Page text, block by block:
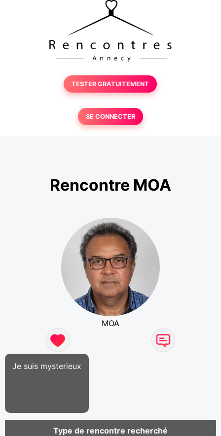
TESTER GRATUITEMENT
SE CONNECTER
Rencontre MOA
MOA
Je suis mysterieux
Type de rencontre recherché